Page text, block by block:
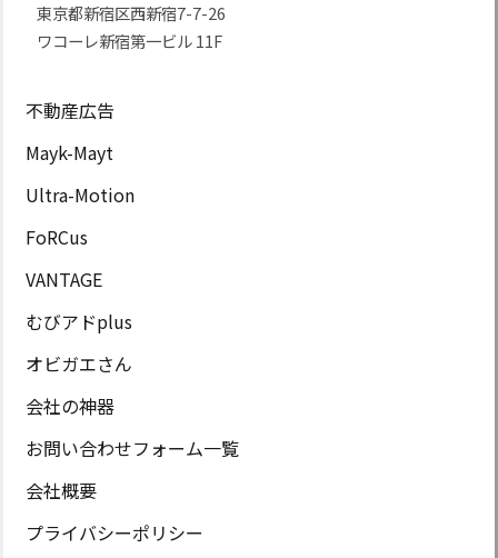
東京都新宿区西新宿7-7-26
ワコーレ新宿第一ビル 11F
不動産広告
Mayk-Mayt
Ultra-Motion
FoRCus
VANTAGE
むびアドplus
オビガエさん
会社の神器
お問い合わせフォーム一覧
会社概要
プライバシーポリシー